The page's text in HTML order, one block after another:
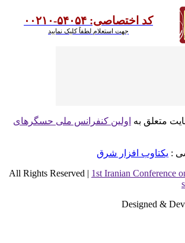
کد اختصاصی: ۵۴۰۵۴-۰۰۲۱۰
جهت استعلام لطفاً کلیک نمایید
متعلق بهاولین کنفرانس ملی حسگرهای
: یکتاوب افزار شرق
1st Iranian
Designed &